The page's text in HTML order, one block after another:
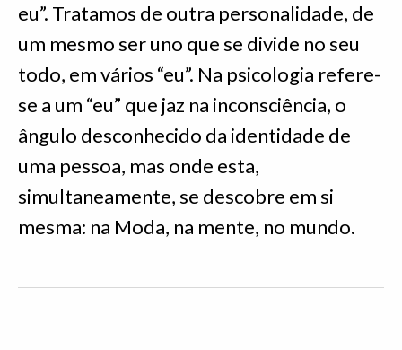
eu”. Tratamos de outra personalidade, de
um mesmo ser uno que se divide no seu
todo, em vários “eu”. Na psicologia refere-
se a um “eu” que jaz na inconsciência, o
ângulo desconhecido da identidade de
uma pessoa, mas onde esta,
simultaneamente, se descobre em si
mesma: na Moda, na mente, no mundo.